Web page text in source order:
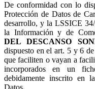
De conformidad con lo
Protección de Datos de
desarrollo, y la LSSICE
la Información y de
DEL DESCANSO
dispuesto en el art. 5 y 6
que faciliten o vayan a
incorporados en un
debidamente inscrito en